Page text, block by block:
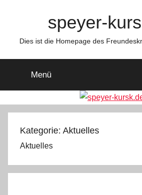
speyer-
Dies ist die Homepage des
Menü
Kategorie: Aktuelles
Aktuelles